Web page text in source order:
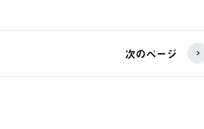
次のページ